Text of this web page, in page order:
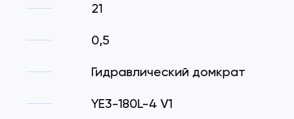
21
0,5
Гидравлический домкрат
YE3-180L-4 V1